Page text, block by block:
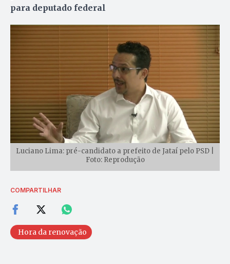
para deputado federal
Luciano Lima: pré-candidato a prefeito de Jataí pelo PSD |
Foto: Reprodução
COMPARTILHAR
Hora da renovação